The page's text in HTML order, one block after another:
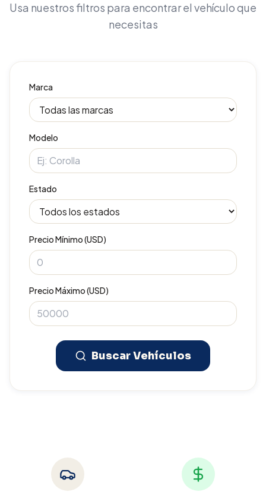
Usa nuestros filtros para encontrar el vehículo que
necesitas
Marca
Modelo
Estado
Precio Mínimo (USD)
Precio Máximo (USD)
Buscar Vehículos